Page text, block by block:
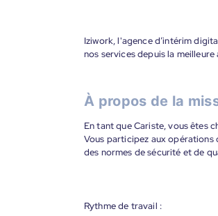
Iziwork, l'agence d’intérim
nos services depuis la meilleure
À propos de la
En tant que Cariste, vous êtes
Vous participez aux
des normes de sécurité et de
Rythme de travail :